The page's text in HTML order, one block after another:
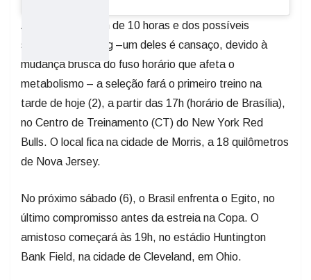
Apesar da viagem de 10 horas e dos possíveis
sintomas de jet lag –um deles é cansaço, devido à
mudança brusca do fuso horário que afeta o
metabolismo – a seleção fará o primeiro treino na
tarde de hoje (2), a partir das 17h (horário de Brasília),
no Centro de Treinamento (CT) do New York Red
Bulls. O local fica na cidade de Morris, a 18 quilômetros
de Nova Jersey.
No próximo sábado (6), o Brasil enfrenta o Egito, no
último compromisso antes da estreia na Copa. O
amistoso começará às 19h, no estádio Huntington
Bank Field, na cidade de Cleveland, em Ohio.